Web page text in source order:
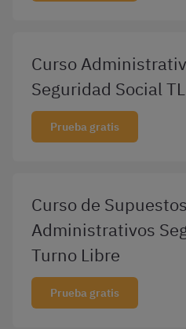
Curso
Seguridad Social TL
Prueba gratis
Curso de
Administrativos
Turno Libre
Prueba gratis